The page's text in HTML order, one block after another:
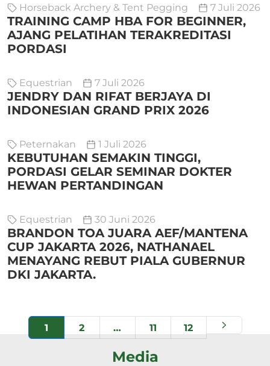
Horseback Archery & Tent Pegging 7 Juli 2026
TRAINING CAMP HBA FOR BEGINNER,
AJANG PELATIHAN TERAKREDITASI
PORDASI
Equestrian 7 Juli 2026
JENDRY DAN RIFAT BERJAYA DI
INDONESIAN GRAND PRIX 2026
Peternakan 1 Juli 2026
KEBUTUHAN SEMAKIN TINGGI,
PORDASI GELAR SEMINAR DOKTER
HEWAN PERTANDINGAN
Equestrian 30 Juni 2026
BRANDON TOA JUARA AEF/MANTENA
CUP JAKARTA 2026, NATHANAEL
MENAYANG REBUT PIALA GUBERNUR
DKI JAKARTA.
1 2 … 11 12
Media